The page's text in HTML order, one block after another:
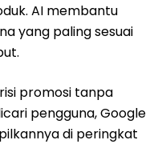
AI membantu
yang paling sesuai
promosi tanpa
pengguna, Google
di peringkat